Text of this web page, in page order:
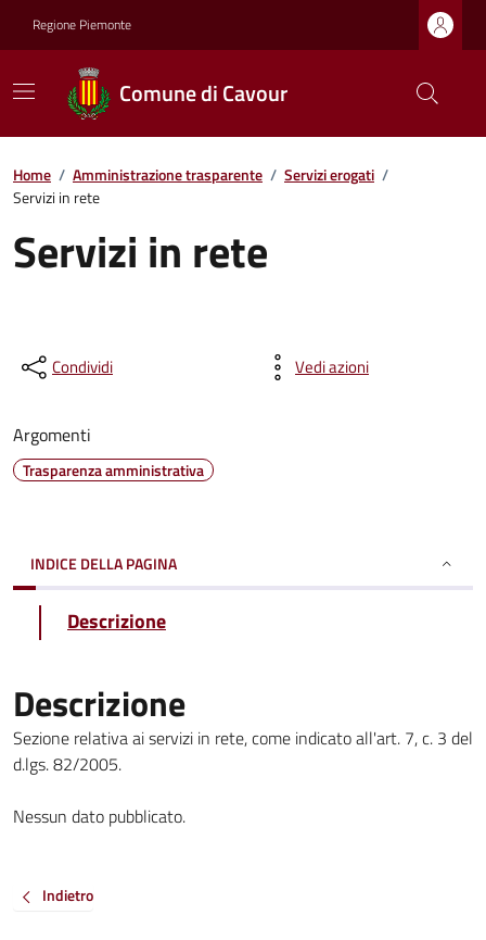
Regione Piemonte
Comune di Cavour
Home / Amministrazione trasparente / Servizi erogati /
Servizi in rete
Servizi in rete
Condividi Vedi azioni
Argomenti
Trasparenza amministrativa
INDICE DELLA PAGINA
Descrizione
Descrizione
Sezione relativa ai servizi in rete, come indicato all'art. 7, c. 3 del
d.lgs. 82/2005.
Nessun dato pubblicato.
Indietro